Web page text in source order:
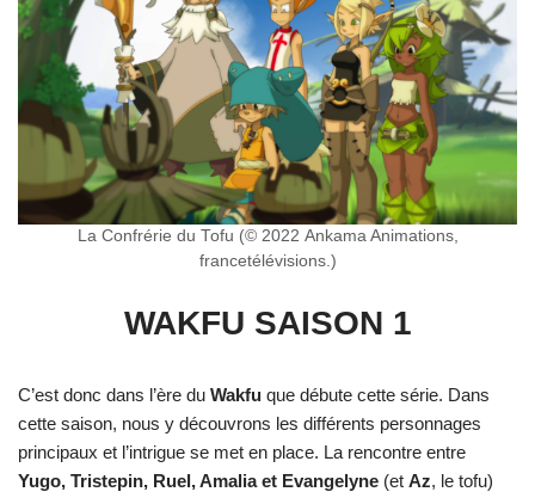
La Confrérie du Tofu (© 2022 Ankama Animations,
francetélévisions.)
WAKFU SAISON 1
C’est donc dans l’ère du Wakfu que débute cette série. Dans
cette saison, nous y découvrons les différents personnages
principaux et l’intrigue se met en place. La rencontre entre
Yugo, Tristepin, Ruel, Amalia et Evangelyne (et Az, le tofu)